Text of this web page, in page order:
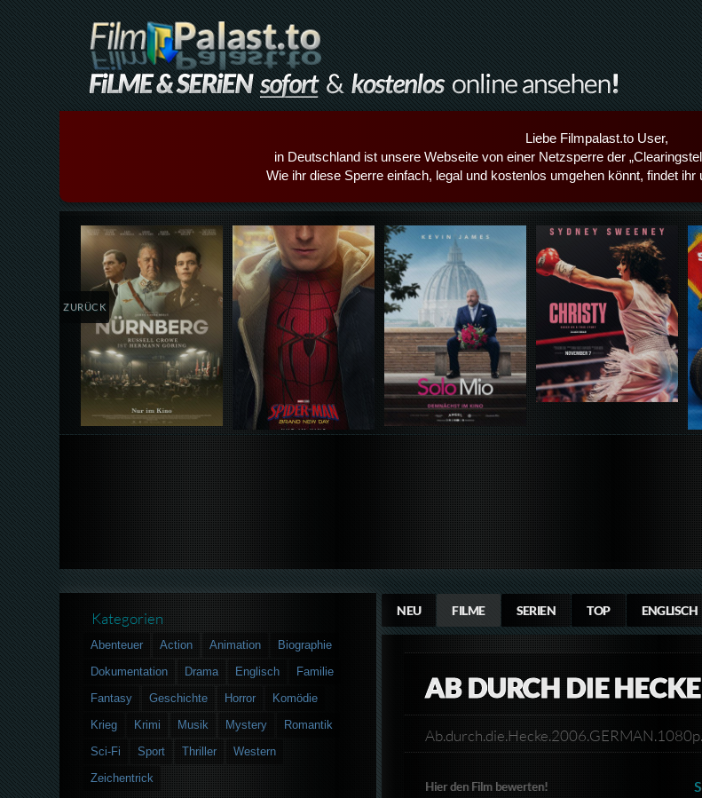
Liebe Filmpalast.to User,
in Deutschland ist unsere Webseite von einer Netzsperre der
Wie ihr diese Sperre einfach, legal und kostenlos umgehen könnt, findet ihr
Details,Play Details,Play Details,Play Details,Play
ZURÜCK
NEU FILME SERIEN TOP ENGLISCH
AB DURCH DIE HECKE
Hier den Film bewerten!
Kategorien
Abenteuer Action Animation
Biographie
Dokumentation
Drama Englisch
Familie
Fantasy
Geschichte Horror
Komödie
Krieg
Krimi Musik Mystery
Romantik
Sci-Fi
Sport Thriller
Western
Zeichentrick